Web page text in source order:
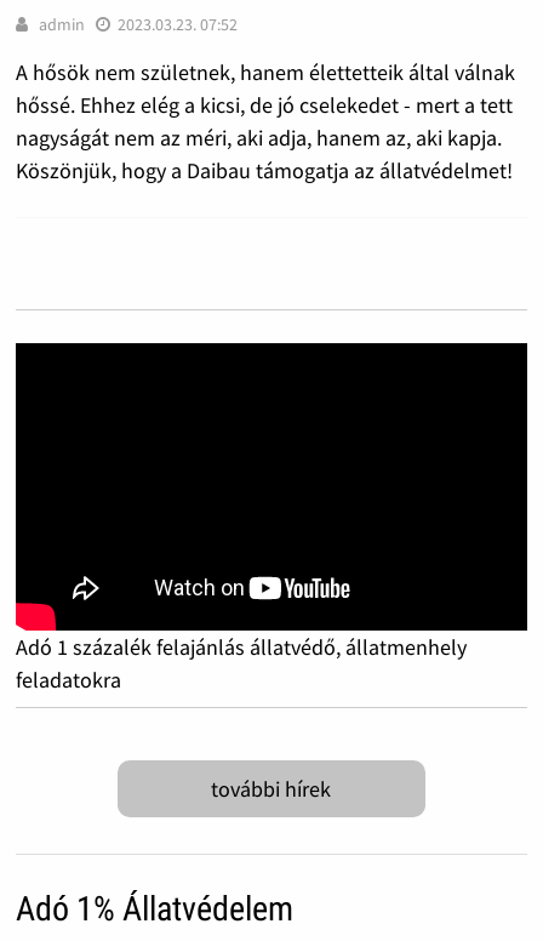
admin 2023.03.23. 07:52
A hősök nem születnek, hanem élettetteik által válnak
hőssé. Ehhez elég a kicsi, de jó cselekedet - mert a tett
nagyságát nem az méri, aki adja, hanem az, aki kapja.
Köszönjük, hogy a Daibau támogatja az állatvédelmet!
Adó 1 százalék felajánlás állatvédő, állatmenhely
feladatokra
további hírek
Adó 1% Állatvédelem